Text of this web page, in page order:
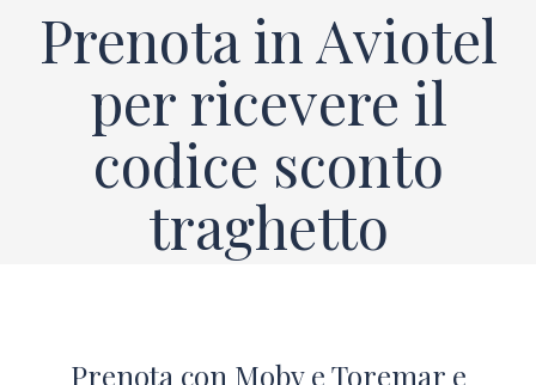
Prenota in Aviotel
per ricevere il
codice sconto
traghetto
Prenota con Moby e Toremar e